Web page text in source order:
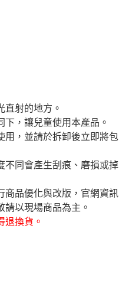
射的地方。
，讓兒童使用本產品。
用，並請於拆卸後立即將包
不同會產生刮痕、磨損或掉
商品優化與改版，官網資訊
以現場商品為主。
換貨。